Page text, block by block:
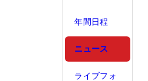
年間日程
ニュース
ライブフォ